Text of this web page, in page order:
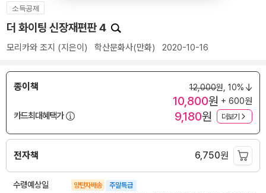
소득공제
더 화이팅 신장재편판 4
모리카와 조지 (지은이) 학산문화사(만화) 2020-10-16
종이책 12,000원, 10%
10,800원 + 600원
카드최대혜택가
9,180원 더보기
전자책 6,750원
수령예상일 양탄자배송 주말특급